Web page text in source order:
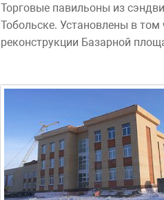
Торговые павильоны из
Тобольске. Установлены в том
реконструкции Базарной